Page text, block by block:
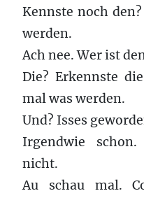
Kennste noch
werden.
Ach nee. Wer ist
Die? Erkennste
mal was werden.
Und? Isses
Irgendwie
nicht.
Au schau mal.